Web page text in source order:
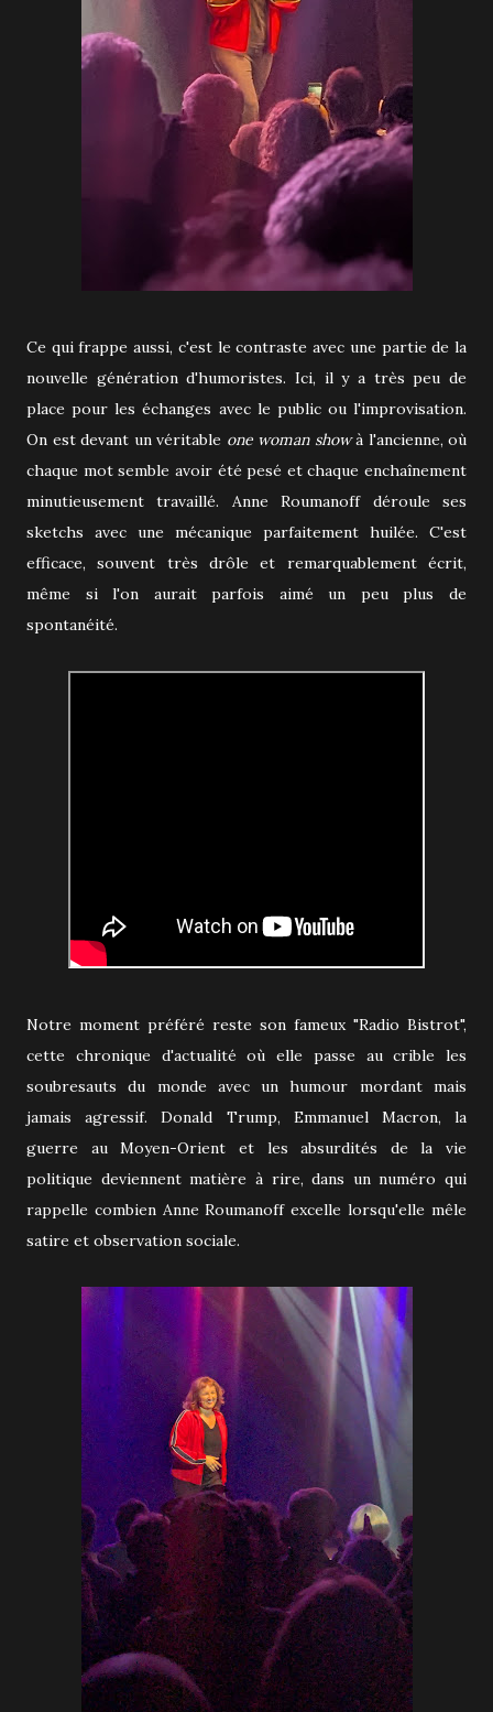
Ce qui frappe aussi, c'est le contraste avec une partie de la
nouvelle génération d'humoristes. Ici, il y a très peu de
place pour les échanges avec le public ou l'improvisation.
On est devant un véritable one woman showà l'ancienne, où
chaque mot semble avoir été pesé et chaque enchaînement
minutieusement travaillé. Anne Roumanoff déroule ses
sketchs avec une mécanique parfaitement huilée. C'est
efficace, souvent très drôle et remarquablement écrit,
même si l'on aurait parfois aimé un peu plus de
spontanéité.
Notre moment préféré reste son fameux "Radio Bistrot",
cette chronique d'actualité où elle passe au crible les
soubresauts du monde avec un humour mordant mais
jamais agressif. Donald Trump, Emmanuel Macron, la
guerre au Moyen-Orient et les absurdités de la vie
politique deviennent matière à rire, dans un numéro qui
rappelle combien Anne Roumanoff excelle lorsqu'elle mêle
satire et observation sociale.